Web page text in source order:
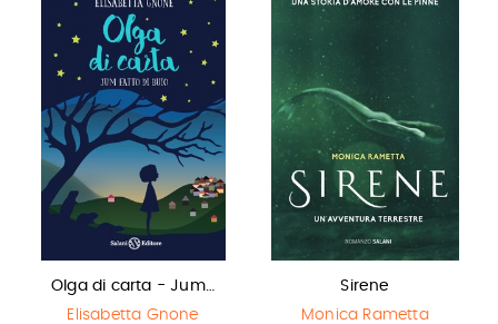
Olga di carta - Jum…
Elisabetta Gnone
Sirene
Monica Rametta